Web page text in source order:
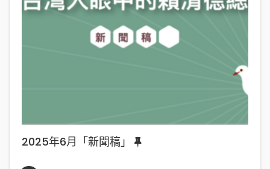
2025年6月「新聞稿」